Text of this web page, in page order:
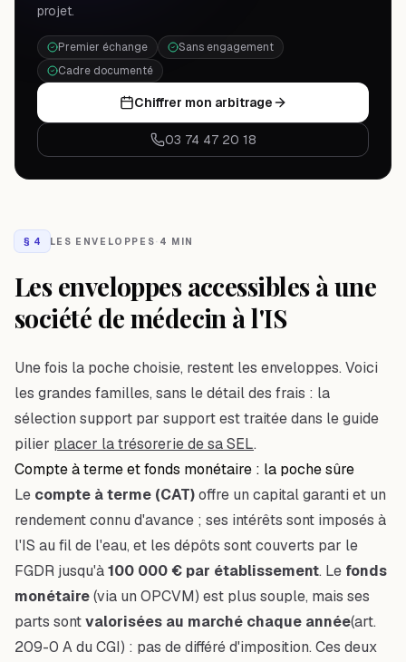
projet.
Premier échange
Sans engagement
Cadre documenté
Chiffrer mon arbitrage
03 74 47 20 18
§ 4 LES ENVELOPPES· 4 MIN
Les enveloppes accessibles à une
société de médecin à l'IS
Une fois la poche choisie, restent les enveloppes. Voici
les grandes familles, sans le détail des frais : la
sélection support par support est traitée dans le guide
pilier placer la trésorerie de sa SEL.
Compte à terme et fonds monétaire : la poche sûre
Le compte à terme (CAT)offre un capital garanti et un
rendement connu d'avance ; ses intérêts sont imposés à
l'IS au fil de l'eau, et les dépôts sont couverts par le
FGDR jusqu'à100 000 € par établissement. Le fonds
monétaire(via un OPCVM) est plus souple, mais ses
parts sontvalorisées au marché chaque année(art.
209-0 A du CGI) : pas de différé d'imposition. Ces deux